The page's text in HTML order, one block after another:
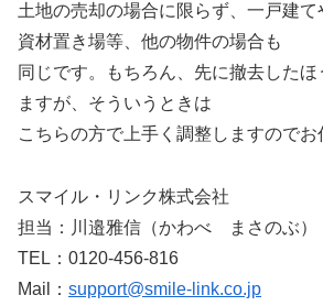
土地の売却の場合に限らず、一戸建て
資材置き場等、他の物件の場合も
同じです。もちろん、先に撤去したほ
ますが、そういうときは
こちらの方で上手く調整しますのでお
スマイル・リンク株式会社
担当：川邉雅信（かわべ まさのぶ）
TEL：0120-456-816
Mail： support@smile-link.co.jp